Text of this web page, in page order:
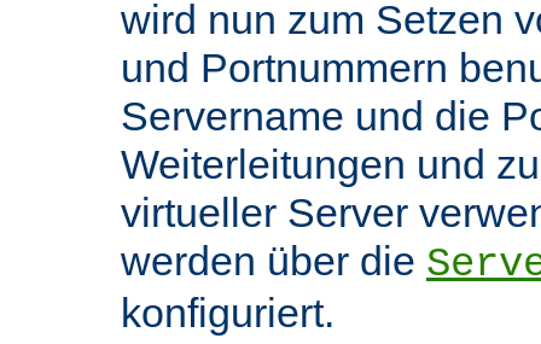
wird nun zum Setzen
und Portnummern
Servername und die
Weiterleitungen und
virtueller Server
werden über die
konfiguriert.